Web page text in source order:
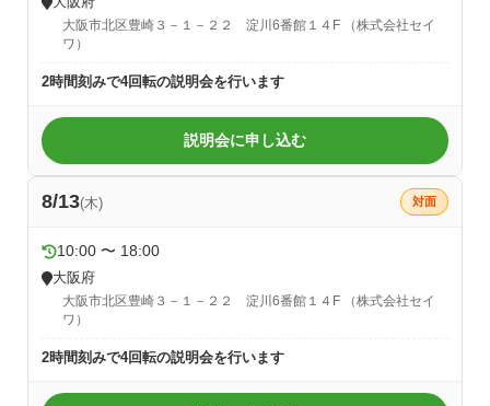
大阪市北区豊崎３－１－２２ 淀川6番館１４F （株式会社セイ
ワ）
2時間刻みで4回転の説明会を行います
説明会に申し込む
8/13(木) 対面
10:00 〜 18:00
大阪府
大阪市北区豊崎３－１－２２ 淀川6番館１４F （株式会社セイ
ワ）
2時間刻みで4回転の説明会を行います